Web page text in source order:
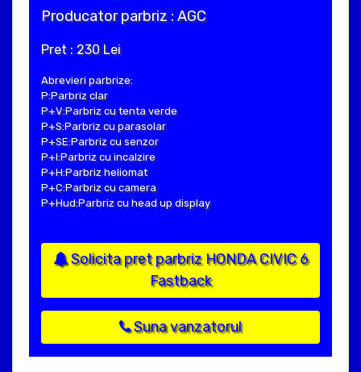
Producator parbriz : AGC
Pret : 230 Lei
Abrevieri parbrize:
P:Parbriz clar
P+V:Parbriz cu tenta verde
P+S:Parbriz cu parasolar
P+SE:Parbriz cu senzor
P+I:Parbriz cu incalzire
P+H:Parbriz heliomat
P+C:Parbriz cu camera
P+Hud:Parbriz cu head up display
Solicita pret parbriz HONDA CIVIC 6
Fastback
Suna vanzatorul